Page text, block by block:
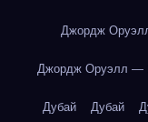
Джордж
Джордж Оруэлл —
Дубай Дубай